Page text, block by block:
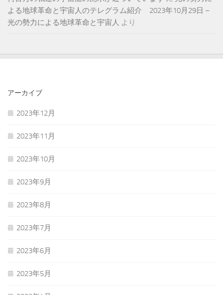
よる地球革命と宇宙人のテレグラム紹介 2023年10月29日 –
光の勢力による地球革命と宇宙人 より
アーカイブ
2023年12月
2023年11月
2023年10月
2023年9月
2023年8月
2023年7月
2023年6月
2023年5月